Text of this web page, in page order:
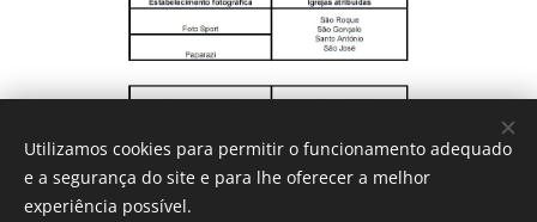
Utilizamos cookies para permitir o funcionamento adequado
e a segurança do site e para lhe oferecer a melhor
experiência possível.